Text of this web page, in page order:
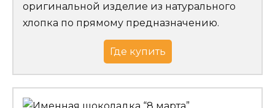
оригинальной изделие из натурального
хлопка по прямому предназначению.
Где купить